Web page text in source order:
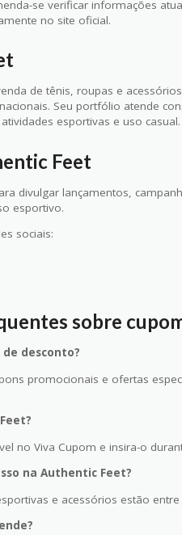
se verificar informações
no site oficial.
de tênis, roupas e
Seu portfólio atende
esportivas e uso casual.
Feet
divulgar lançamentos,
esportivo.
sociais:
sobre
desconto?
promocionais e ofertas
no Viva Cupom e insira-o
na Authentic Feet?
e acessórios estão